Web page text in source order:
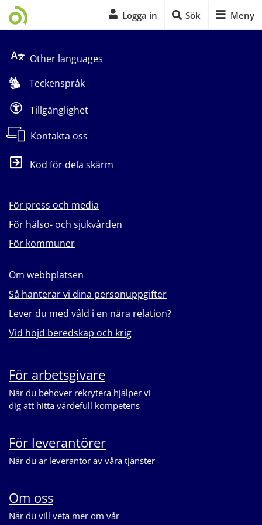
Logga in Sök Meny
Other languages
Teckenspråk
Tillgänglighet
Kontakta oss
Kod för dela skärm
För press och media
För hälso- och sjukvården
För kommuner
Om webbplatsen
Så hanterar vi dina personuppgifter
Lever du med våld i en nära relation?
Vid höjd beredskap och krig
För arbetsgivare
När du behöver rekrytera hjälper vi
dig att hitta värdefull kompetens
För leverantörer
När du är leverantör av våra tjänster
Om oss
När du vill veta mer om vår